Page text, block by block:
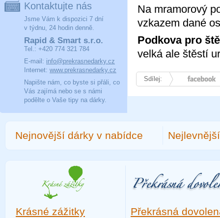
Na mramorový
vzkazem dané
Podkova pro
velká ale štěstí
Sdílej: Facebook
Kontaktujte nás
Jsme Vám k dispozici 7 dní
v týdnu, 24 hodin denně.
Rapid & Smart s.r.o.
Tel.: +420 774 321 784
E-mail: info@prekrasnedarky.cz
Internet: www.prekrasnedarky.cz
Napište nám, co byste si přáli, co
Vás zajímá nebo se s námi
podělte o Vaše tipy na dárky.
Nejnovější dárky v nabídce
Krásné zážitky Překrásná